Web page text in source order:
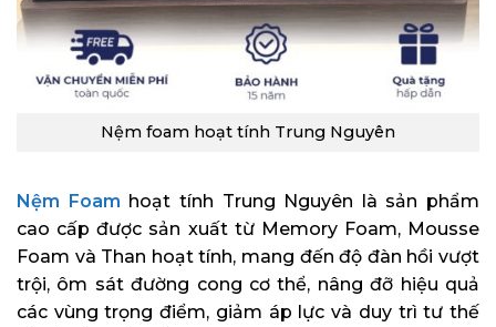
Nệm foam hoạt tính Trung Nguyên
Nệm Foam hoạt tính Trung Nguyên là sản phẩm
cao cấp được sản xuất từ Memory Foam, Mousse
Foam và Than hoạt tính, mang đến độ đàn hồi vượt
trội, ôm sát đường cong cơ thể, nâng đỡ hiệu quả
các vùng trọng điểm, giảm áp lực và duy trì tư thế